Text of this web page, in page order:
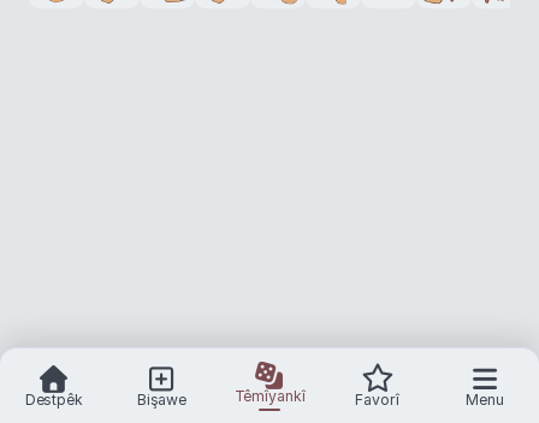
Destpêk Bişawe Têmîyankî Favorî Menu